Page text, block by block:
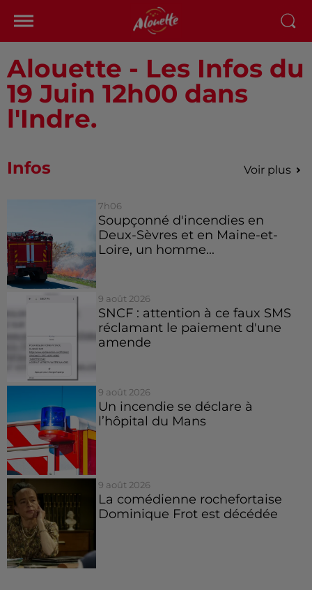
Alouette - Les Infos du
19 Juin 12h00 dans
l'Indre.
Infos Voir plus
7h06
Soupçonné d'incendies en
Deux-Sèvres et en Maine-et-
Loire, un homme...
9 août 2026
SNCF : attention à ce faux SMS
réclamant le paiement d'une
amende
9 août 2026
Un incendie se déclare à
l’hôpital du Mans
9 août 2026
La comédienne rochefortaise
Dominique Frot est décédée